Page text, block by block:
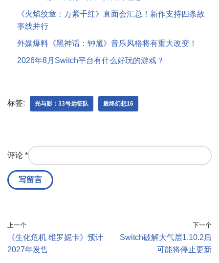
《火焰纹章：万紫千红》直面会汇总！新作支持四条故
事线并行
外媒爆料《黑神话：钟馗》音乐风格将有重大改变！
2026年8月Switch平台有什么好玩的游戏？
标签: 光与影：33号远征队 最终幻想16
评论 *
上一个
《生化危机 维罗妮卡》预计
2027年发售
下一个
Switch破解大气层1.10.2后
可能将停止更新